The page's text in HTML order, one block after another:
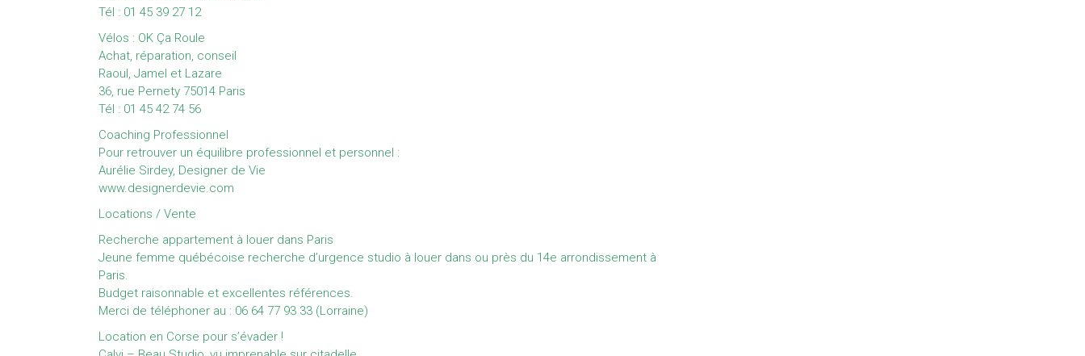
Tél : 01 45 39 27 12
Vélos : OK Ça Roule
Achat, réparation, conseil
Raoul, Jamel et Lazare
36, rue Pernety 75014 Paris
Tél : 01 45 42 74 56
Coaching Professionnel
Pour retrouver un équilibre professionnel et personnel :
Aurélie Sirdey, Designer de Vie
www.designerdevie.com
Locations / Vente
Recherche appartement à louer dans Paris
Jeune femme québécoise recherche d’urgence studio à louer dans ou près du 14e arrondissement à
Paris.
Budget raisonnable et excellentes références.
Merci de téléphoner au : 06 64 77 93 33 (Lorraine)
Location en Corse pour s’évader !